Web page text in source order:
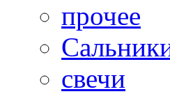
прочее
свечи